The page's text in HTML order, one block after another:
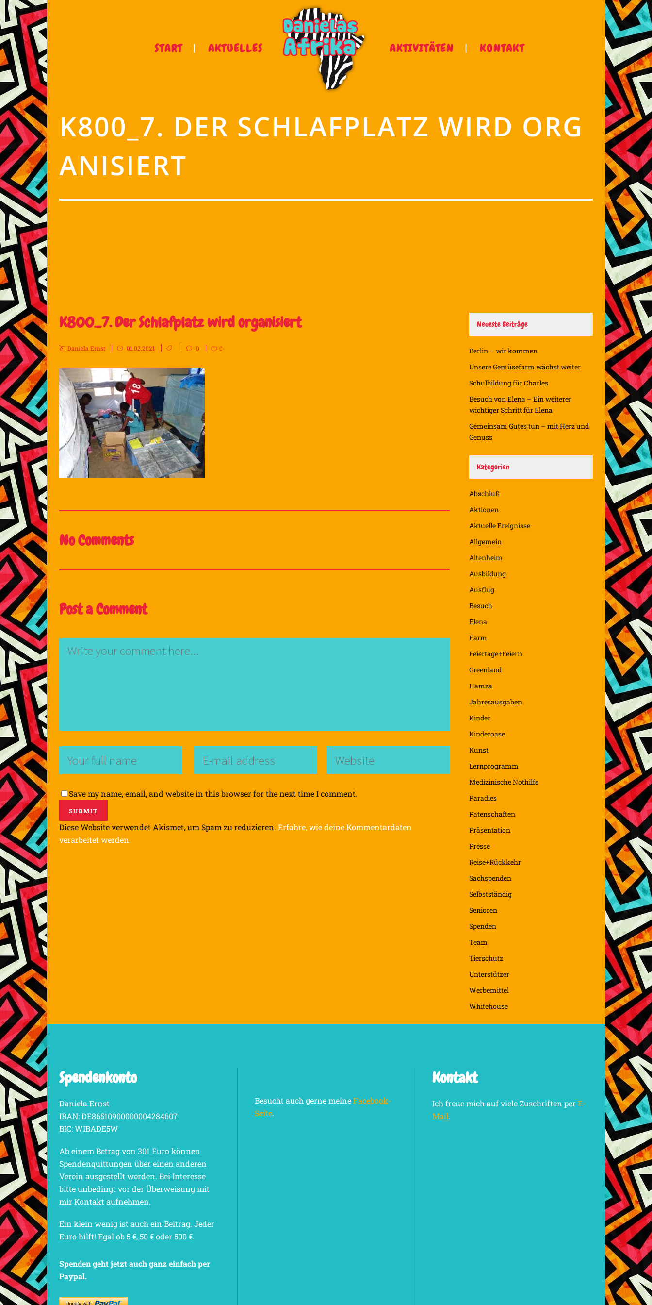
START AKTUELLES AKTIVITÄTEN KONTAKT
K800_7. DER SCHLAFPLATZ WIRD ORG
ANISIERT
K800_7. Der Schlafplatz wird organisiert
Daniela Ernst 01.02.2021 0 0
No Comments
Post a Comment
Save my name, email, and website in this browser for the next time I comment.
Diese Website verwendet Akismet, um Spam zu reduzieren. Erfahre, wie deine Kommentardaten
verarbeitet werden.
Neueste Beiträge
Berlin – wir kommen
Unsere Gemüsefarm wächst weiter
Schulbildung für Charles
Besuch von Elena – Ein weiterer
wichtiger Schritt für Elena
Gemeinsam Gutes tun – mit Herz und
Genuss
Kategorien
Abschluß
Aktionen
Aktuelle Ereignisse
Allgemein
Altenheim
Ausbildung
Ausflug
Besuch
Elena
Farm
Feiertage+Feiern
Greenland
Hamza
Jahresausgaben
Kinder
Kinderoase
Kunst
Lernprogramm
Medizinische Nothilfe
Paradies
Patenschaften
Präsentation
Presse
Reise+Rückkehr
Sachspenden
Selbstständig
Senioren
Spenden
Team
Tierschutz
Unterstützer
Werbemittel
Whitehouse
Spendenkonto
Daniela Ernst
IBAN: DE86510900000004284607
BIC: WIBADE5W
Ab einem Betrag von 301 Euro können
Spendenquittungen über einen anderen
Verein ausgestellt werden. Bei Interesse
bitte unbedingt vor der Überweisung mit
mir Kontakt aufnehmen.
Ein klein wenig ist auch ein Beitrag. Jeder
Euro hilft! Egal ob 5 €, 50 € oder 500 €.
Spenden geht jetzt auch ganz einfach per
Paypal.
Besucht auch gerne meineFacebook-
Seite.
Kontakt
Ich freue mich auf viele Zuschriften perE-
Mail.